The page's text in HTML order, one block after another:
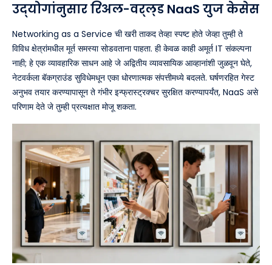
उद्योगांनुसार रिअल-वर्ल्ड NaaS युज केसेस
Networking as a Service ची खरी ताकद तेव्हा स्पष्ट होते जेव्हा तुम्ही ते
विविध क्षेत्रांमधील मूर्त समस्या सोडवताना पाहता. ही केवळ काही अमूर्त IT संकल्पना
नाही; हे एक व्यावहारिक साधन आहे जे अद्वितीय व्यावसायिक आव्हानांशी जुळवून घेते,
नेटवर्कला बॅकग्राउंड सुविधेमधून एका धोरणात्मक संपत्तीमध्ये बदलते. घर्षणरहित गेस्ट
अनुभव तयार करण्यापासून ते गंभीर इन्फ्रास्ट्रक्चर सुरक्षित करण्यापर्यंत, NaaS असे
परिणाम देते जे तुम्ही प्रत्यक्षात मोजू शकता.